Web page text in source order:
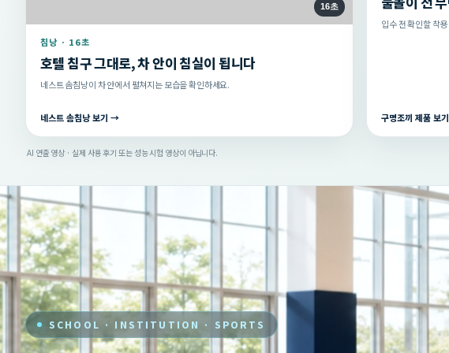
16초
침낭 · 16초
호텔 침구 그대로, 차 안이 침실이 됩니다
네스트 솜침낭이 차 안에서 펼쳐지는 모습을 확인하세요.
네스트 솜침낭 보기 →
입수 전 확인할 착
구명조끼 제품 보
AI 연출 영상 · 실제 사용 후기 또는 성능 시험 영상이 아닙니다.
SCHOOL · INSTITUTION · SPORTS